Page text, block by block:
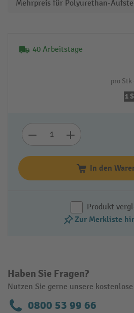
40 Arbeitstage
pro Stk
1
In den
Produkt
Zur Merkliste
Haben Sie Fragen?
Nutzen Sie gerne unsere
0800 53 99 66